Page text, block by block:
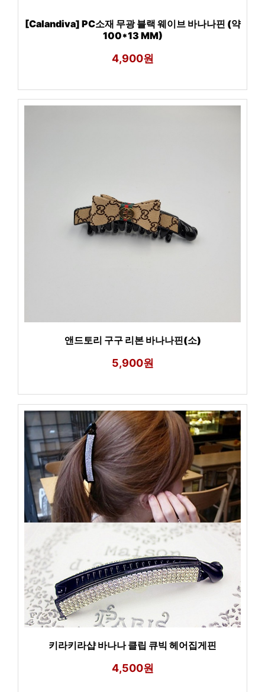
[Calandiva] PC소재 무광 블랙 웨이브 바나나핀 (약
100*13 MM)
4,900원
앤드토리 구구 리본 바나나핀(소)
5,900원
키라키라샵 바나나 클립 큐빅 헤어집게핀
4,500원